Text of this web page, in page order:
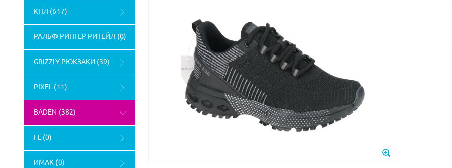
КПЛ (617)
РАЛЬФ РИНГЕР РИТЕЙЛ (0)
GRIZZLY РЮКЗАКИ (39)
PIXEL (11)
BADEN (382)
FL (0)
ИМАК (0)